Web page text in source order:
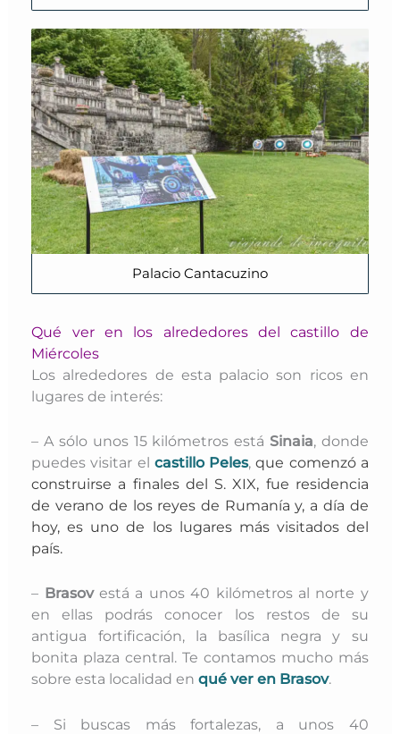
Palacio Cantacuzino
Qué ver en los alrededores del castillo de
Miércoles
Los alrededores de esta palacio son ricos en
lugares de interés:
– A sólo unos 15 kilómetros está Sinaia, donde
puedes visitar el castillo Peles, que comenzó a
construirse a finales del S. XIX, fue residencia
de verano de los reyes de Rumanía y, a día de
hoy, es uno de los lugares más visitados del
país.
– Brasovestá a unos 40 kilómetros al norte y
en ellas podrás conocer los restos de su
antigua fortificación, la basílica negra y su
bonita plaza central. Te contamos mucho más
sobre esta localidad enqué ver en Brasov.
– Si buscas más fortalezas, a unos 40